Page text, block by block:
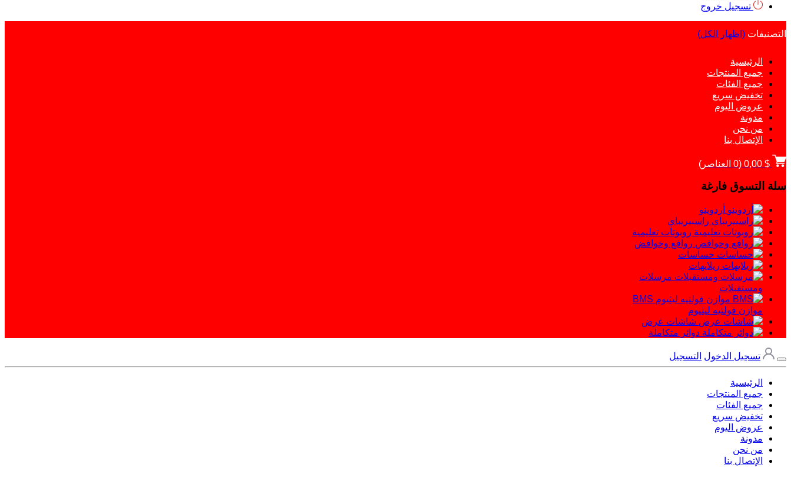
تسجيل خروج
التصنيفات (اظهار الكل)
الرئيسية
جميع المنتجات
جميع الفئات
تخفيض سريع
عروض اليوم
مدونة
من نحن
الإتصال بنا
$ 0,00
(
0 العناصر)
سلة التسوق فارغة
أردوينو
راسبيريباي
روبوتات تعليمية
روافع وخوافض
حساسات
ريلايهات
مرسلات
ومستقبلات
BMS
موازن فولتيه ليثيوم
شاشات عرض
دوائر متكاملة
تسجيل الدخول التسجيل
الرئيسية
جميع المنتجات
جميع الفئات
تخفيض سريع
عروض اليوم
مدونة
من نحن
الإتصال بنا